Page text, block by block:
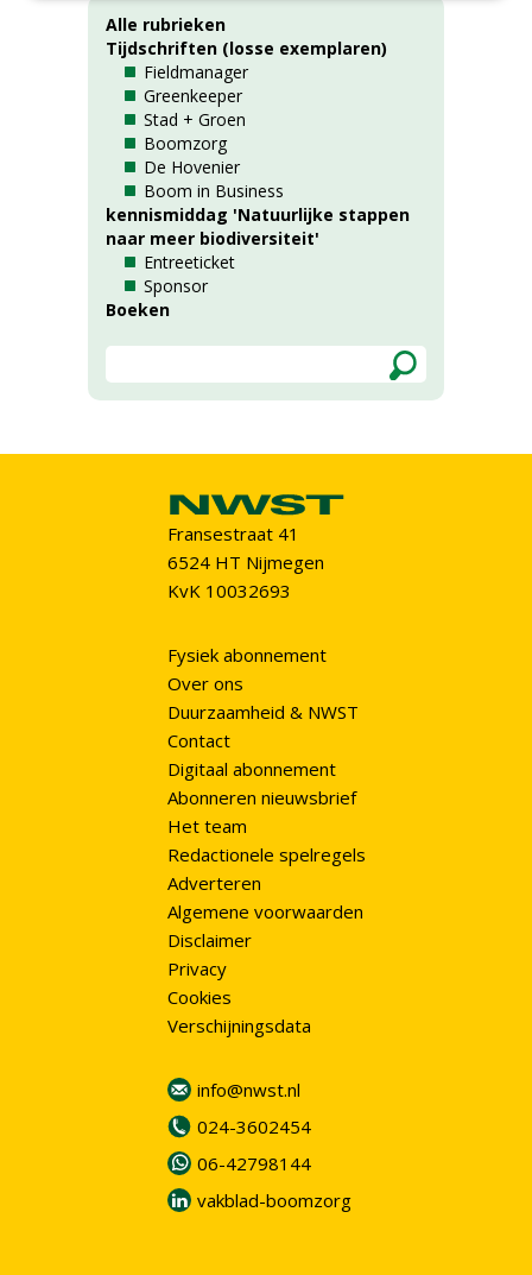
Alle rubrieken
Tijdschriften (losse exemplaren)
Fieldmanager
Greenkeeper
Stad + Groen
Boomzorg
De Hovenier
Boom in Business
kennismiddag 'Natuurlijke stappen
naar meer biodiversiteit'
Entreeticket
Sponsor
Boeken
Fransestraat 41
6524 HT Nijmegen
KvK 10032693
Fysiek abonnement
Over ons
Duurzaamheid & NWST
Contact
Digitaal abonnement
Abonneren nieuwsbrief
Het team
Redactionele spelregels
Adverteren
Algemene voorwaarden
Disclaimer
Privacy
Cookies
Verschijningsdata
info@nwst.nl
024-3602454
06-42798144
vakblad-boomzorg